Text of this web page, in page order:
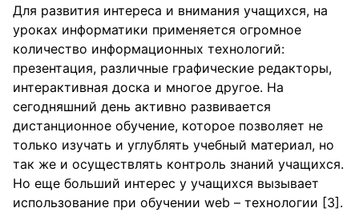
Для развития интереса и внимания учащихся, на
уроках информатики применяется огромное
количество информационных технологий:
презентация, различные графические редакторы,
интерактивная доска и многое другое. На
сегодняшний день активно развивается
дистанционное обучение, которое позволяет не
только изучать и углублять учебный материал, но
так же и осуществлять контроль знаний учащихся.
Но еще больший интерес у учащихся вызывает
использование при обучении web – технологии [3].